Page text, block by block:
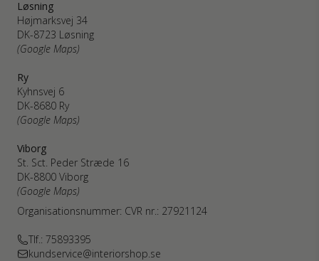
Løsning
Højmarksvej 34
DK-8723 Løsning
(Google Maps)
Ry
Kyhnsvej 6
DK-8680 Ry
(Google Maps)
Viborg
St. Sct. Peder Stræde 16
DK-8800 Viborg
(Google Maps)
Organisationsnummer: CVR nr.: 27921124
Tlf.: 75893395
kundservice@interiorshop.se